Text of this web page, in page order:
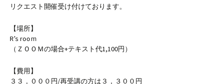
リクエスト開催受け付けております。
【場所】
R’s rooｍ
（ＺＯＯＭの場合+テキスト代1,100円）
【費用】
３３，０００円/再受講の方は３，３００円